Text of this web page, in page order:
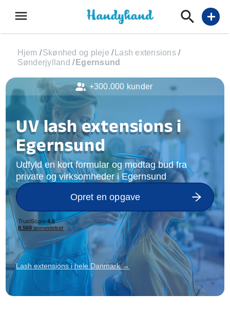
menu add
Hjem /Skønhed og pleje / Lash extensions /
Sønderjylland / Egernsund
UV lash extensions i
Egernsund
Udfyld en kort formular og modtag bud fra
private og virksomheder i Egernsund
Opret en opgave
Lash extensions i hele Danmark →
+300.000 kunder